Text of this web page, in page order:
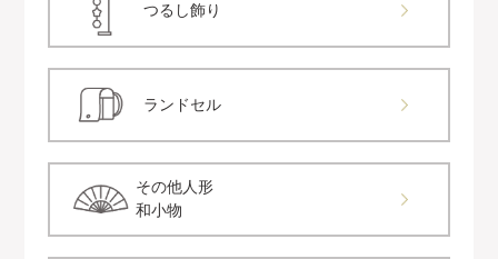
つるし飾り
ランドセル
その他人形
和小物